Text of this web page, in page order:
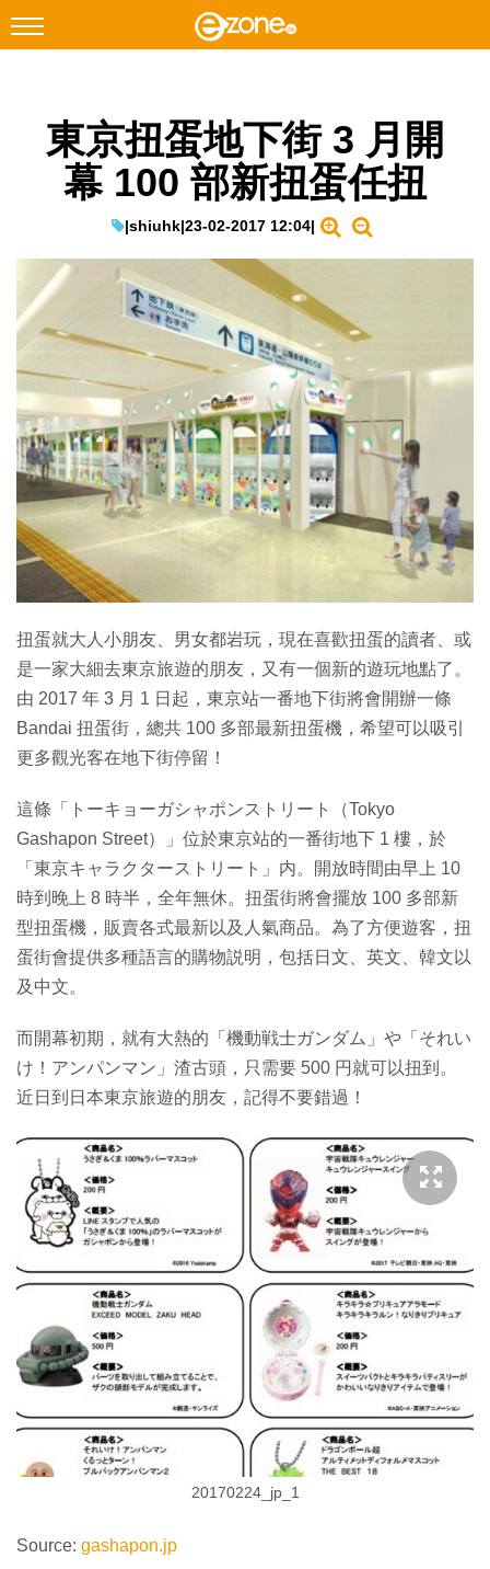
Facebook Instagram
科技焦點
遊戲動漫
教學評測
EduTech
IT Times
生成式AI與雲端應用
Enterprise Digital Transformation
特集
東京扭蛋地下街 3 月開
幕 100 部新扭蛋任扭
|shiuhk|23-02-2017 12:04|
扭蛋就大人小朋友、男女都岩玩，現在喜歡扭蛋的讀者、或
是一家大細去東京旅遊的朋友，又有一個新的遊玩地點了。
由 2017 年 3 月 1 日起，東京站一番地下街將會開辦一條
Bandai 扭蛋街，總共 100 多部最新扭蛋機，希望可以吸引
更多觀光客在地下街停留！
這條「トーキョーガシャポンストリート（Tokyo
Gashapon Street）」位於東京站的一番街地下 1 樓，於
「東京キャラクターストリート」内。開放時間由早上 10
時到晚上 8 時半，全年無休。扭蛋街將會擺放 100 多部新
型扭蛋機，販賣各式最新以及人氣商品。為了方便遊客，扭
蛋街會提供多種語言的購物説明，包括日文、英文、韓文以
及中文。
而開幕初期，就有大熱的「機動戦士ガンダム」や「それい
け！アンパンマン」渣古頭，只需要 500 円就可以扭到。
近日到日本東京旅遊的朋友，記得不要錯過！
20170224_jp_1
Source: gashapon.jp